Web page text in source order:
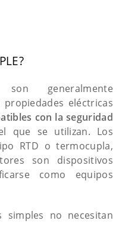
generalmente
propiedades eléctricas
con la seguridad
que se utilizan. Los
RTD o termocupla,
son dispositivos
como equipos
simples no necesitan